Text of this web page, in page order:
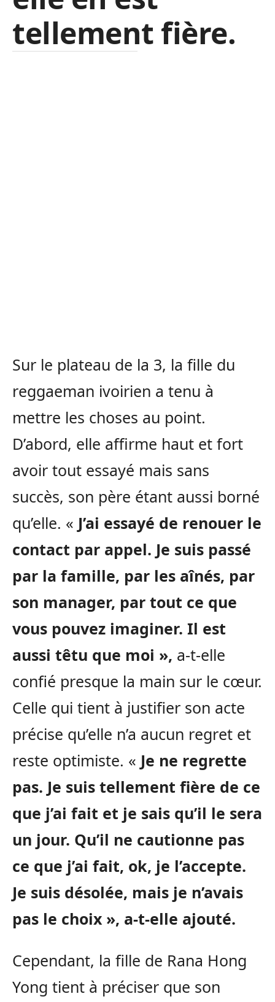
tellement fière.
Sur le plateau de la 3, la fille du
reggaeman ivoirien a tenu à
mettre les choses au point.
D’abord, elle affirme haut et fort
avoir tout essayé mais sans
succès, son père étant aussi borné
qu’elle. « J’ai essayé de renouer le
contact par appel. Je suis passé
par la famille, par les aînés, par
son manager, par tout ce que
vous pouvez imaginer. Il est
aussi têtu que moi », a-t-elle
confié presque la main sur le cœur.
Celle qui tient à justifier son acte
précise qu’elle n’a aucun regret et
reste optimiste. « Je ne regrette
pas. Je suis tellement fière de ce
que j’ai fait et je sais qu’il le sera
un jour. Qu’il ne cautionne pas
ce que j’ai fait, ok, je l’accepte.
Je suis désolée, mais je n’avais
pas le choix », a-t-elle ajouté.
Cependant, la fille de Rana Hong
Yong tient à préciser que son